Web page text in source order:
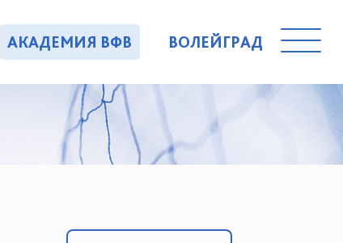
АКАДЕМИЯ ВФВ ВОЛЕЙГРАД